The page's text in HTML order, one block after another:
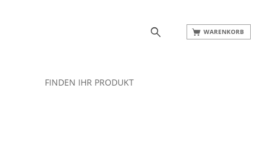
WARENKORB
FINDEN IHR PRODUKT